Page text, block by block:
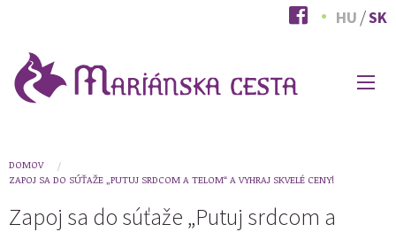
hlavný
obsah
HU SK
You
here
DOMOV
ZAPOJ SA DO SÚŤAŽE „PUTUJ SRDCOM A TELOM“ A VYHRAJ SKVELÉ CENY!
Zapoj sa do súťaže „Putuj srdcom a